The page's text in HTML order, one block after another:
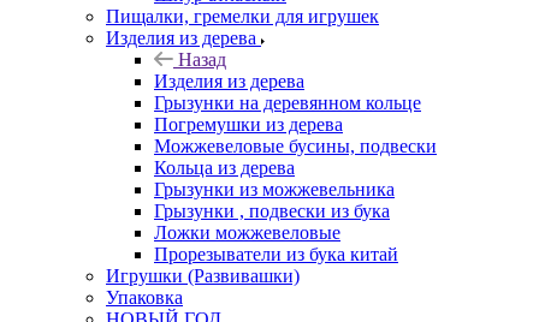
Пищалки, гремелки для игрушек
Изделия из дерева
Назад
Изделия из дерева
Грызунки на деревянном кольце
Погремушки из дерева
Можжевеловые бусины, подвески
Кольца из дерева
Грызунки из можжевельника
Грызунки , подвески из бука
Ложки можжевеловые
Прорезыватели из бука китай
Игрушки (Развивашки)
Упаковка